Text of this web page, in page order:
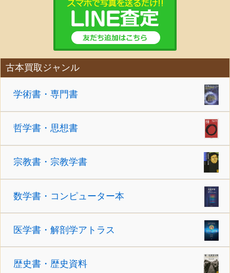
古本買取ジャンル
学術書・専門書
哲学書・思想書
宗教書・宗教学書
数学書・コンピューター本
医学書・解剖学アトラス
歴史書・歴史資料